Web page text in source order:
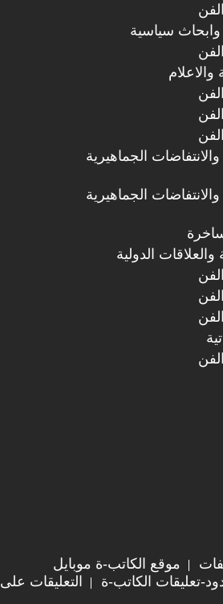
سياسية
والاعلام
والانتفاضات الجماهيرية
والانتفاضات الجماهيرية
والعلاقات الدولية
موقع الكاتب-ة موبايل
تعليقات الكاتب-ة
التعليقات على